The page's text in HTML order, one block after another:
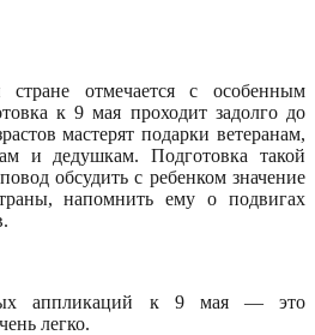
отмечается с особенным
к 9 мая проходит задолго до
мастерят подарки ветеранам,
и дедушкам. Подготовка такой
обсудить с ребенком значение
напомнить ему о подвигах
аппликаций к 9 мая — это
легко.